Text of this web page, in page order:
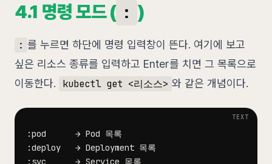
4.1 명령 모드 ( : )
: 를 누르면 하단에 명령 입력창이 뜬다. 여기에 보고
싶은 리소스 종류를 입력하고 Enter를 치면 그 목록으로
이동한다.
kubectl get <리소스> 와 같은 개념이다.